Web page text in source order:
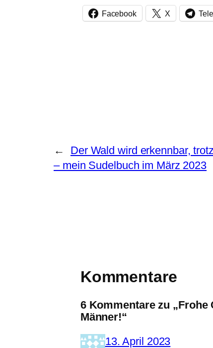
Facebook X
←
Der Wald wird erkennbar,
– mein Sudelbuch im März 2023
Kommentare
6 Kommentare zu
Männer!“
13. April 2023